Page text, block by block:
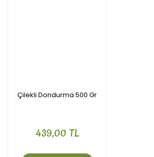
Çilekli Dondurma 500 Gr
439,00 TL